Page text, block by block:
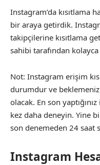
Instagram’da kısıtlama
bir araya getirdik.
takipçilerine kısıtlama
sahibi tarafından kolayca
Not: Instagram erişim
durumdur ve beklemeniz
olacak. En son
kez daha deneyin. Yine
son denemeden 24 saat
Instagram